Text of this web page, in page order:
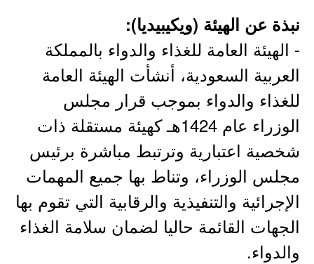
نبذة عن الهيئة (ويكيبيديا):
- الهيئة العامة للغذاء والدواء بالمملكة
العربية السعودية، أنشأت الهيئة العامة
للغذاء والدواء بموجب قرار مجلس
الوزراء عام 1424هـ كهيئة مستقلة ذات
شخصية اعتبارية وترتبط مباشرة برئيس
مجلس الوزراء، وتناط بها جميع المهمات
الإجرائية والتنفيذية والرقابية التي تقوم بها
الجهات القائمة حاليا لضمان سلامة الغذاء
والدواء.